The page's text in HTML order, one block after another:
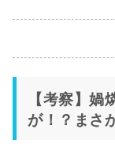
【考察】
が！？まさ